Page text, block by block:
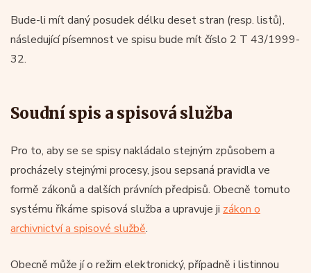
Bude-li mít daný posudek délku deset stran (resp. listů),
následující písemnost ve spisu bude mít číslo 2 T 43/1999-
32.
Soudní spis a spisová služba
Pro to, aby se se spisy nakládalo stejným způsobem a
procházely stejnými procesy, jsou sepsaná pravidla ve
formě zákonů a dalších právních předpisů. Obecně tomuto
systému říkáme spisová služba a upravuje ji zákon o
archivnictví a spisové službě.
Obecně může jí o režim elektronický, případně i listinnou